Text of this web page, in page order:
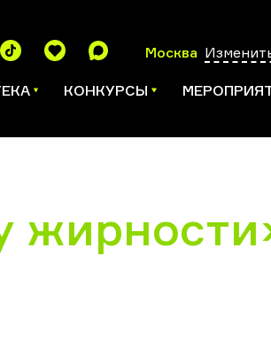
Москва
КОНКУРСЫ